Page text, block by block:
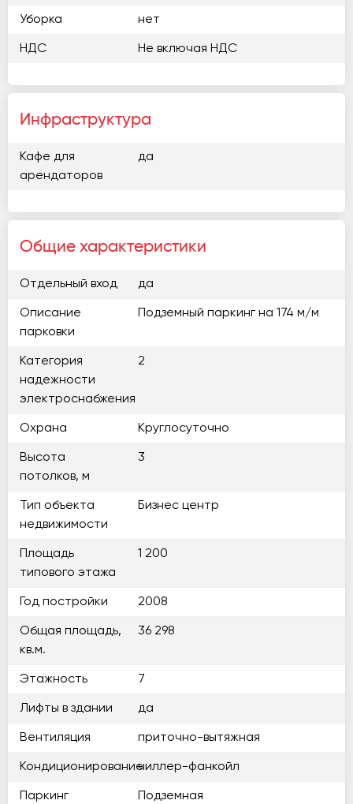
Уборка нет
НДС Не включая НДС
Инфраструктура
Кафе для
арендаторов
да
Общие характеристики
Отдельный вход да
Описание
парковки
Подземный паркинг на 174 м/м
Категория
надежности
электроснабжения
2
Охрана Круглосуточно
Высота
потолков, м
3
Тип объекта
недвижимости
Бизнес центр
Площадь
типового этажа
1 200
Год постройки 2008
Общая площадь,
кв.м.
36 298
Этажность 7
Лифты в здании да
Вентиляция приточно-вытяжная
Кондиционированиечиллер-фанкойл
Паркинг Подземная